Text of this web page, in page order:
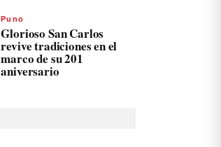
Puno
Glorioso San Carlos
revive tradiciones en el
marco de su 201
aniversario